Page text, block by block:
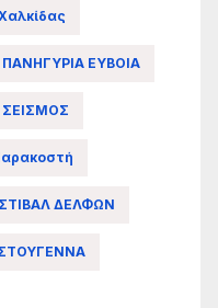
ΠΑΝΗΓΥΡΙΑ ΕΥΒΟΙΑ
ΣΕΙΣΜΟΣ
ΔΕΛΦΩΝ